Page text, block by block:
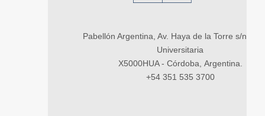
Pabellón Argentina, Av. Haya de la Torre s/n,
Universitaria
X5000HUA - Córdoba, Argentina.
+54 351 535 3700